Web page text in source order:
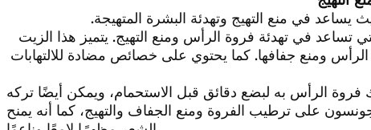
يساعد في منع التهيج وتهدئة البشرة المتهيجة.
تساعد في تهدئة فروة الرأس ومنع التهيج. يتميز هذا الزيت
ومنع جفافها. كما يحتوي على خصائص مضادة للالتهابات
الرأس به لبضع دقائق قبل الاستحمام، ويمكن أيضًا تركه
على ترطيب الفروة ومنع الجفاف والتهيج، كما أنه يمنح